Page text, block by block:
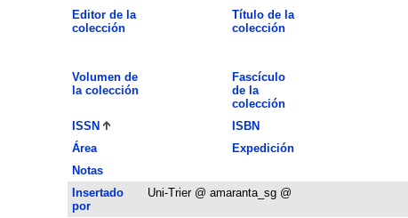
Editor de la
colección
Título de la
colección
Volumen de
la colección
Fascículo
de la
colección
ISSN ISBN
Área
Expedición
Notas
Insertado
por
Uni-Trier @ amaranta_sg @